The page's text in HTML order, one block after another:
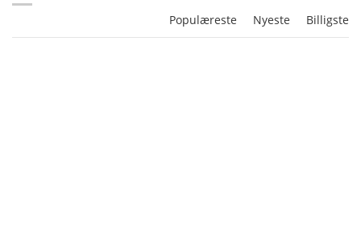
Populæreste Nyeste Billigste